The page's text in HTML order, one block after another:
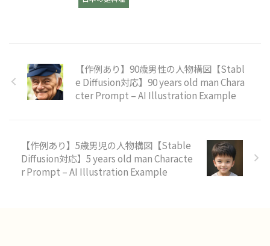
【作例あり】90歳男性の人物構図【Stabl
e Diffusion対応】90 years old man Chara
cter Prompt – AI Illustration Example
【作例あり】5歳男児の人物構図【Stable
Diffusion対応】5 years old man Characte
r Prompt – AI Illustration Example